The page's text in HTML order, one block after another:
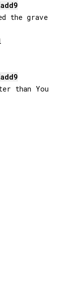
add9
the grave
add9
than You